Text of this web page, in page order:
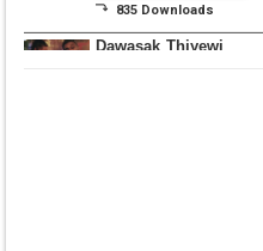
⤵ 835 Downloads
Dawasak Thiyewi